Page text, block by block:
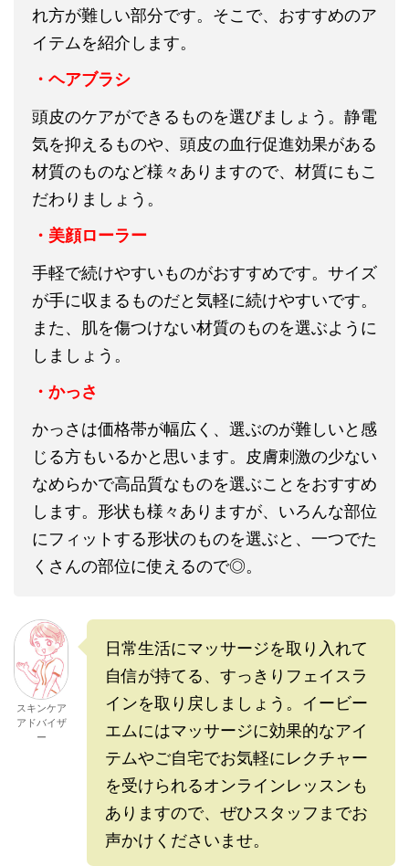
れ方が難しい部分です。そこで、おすすめのア
イテムを紹介します。
・ヘアブラシ
頭皮のケアができるものを選びましょう。静電
気を抑えるものや、頭皮の血行促進効果がある
材質のものなど様々ありますので、材質にもこ
だわりましょう。
・美顔ローラー
手軽で続けやすいものがおすすめです。サイズ
が手に収まるものだと気軽に続けやすいです。
また、肌を傷つけない材質のものを選ぶように
しましょう。
・かっさ
かっさは価格帯が幅広く、選ぶのが難しいと感
じる方もいるかと思います。皮膚刺激の少ない
なめらかで高品質なものを選ぶことをおすすめ
します。形状も様々ありますが、いろんな部位
にフィットする形状のものを選ぶと、一つでた
くさんの部位に使えるので◎。
スキンケア
アドバイザ
ー
日常生活にマッサージを取り入れて
自信が持てる、すっきりフェイスラ
インを取り戻しましょう。イービー
エムにはマッサージに効果的なアイ
テムやご自宅でお気軽にレクチャー
を受けられるオンラインレッスンも
ありますので、ぜひスタッフまでお
声かけくださいませ。